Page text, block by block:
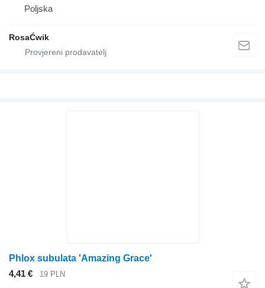
Poljska
RosaĆwik
Phlox subulata 'Amazing Grace'
4,41 €
19 PLN